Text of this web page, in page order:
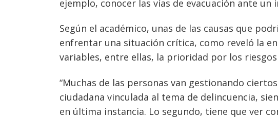
ejemplo, conocer las vías de evacuación ante un
Según el académico, unas de las causas que
enfrentar una situación crítica, como reveló la
variables, entre ellas, la prioridad por los
“Muchas de las personas van gestionando
ciudadana vinculada al tema de delincuencia,
en última instancia. Lo segundo, tiene que ver